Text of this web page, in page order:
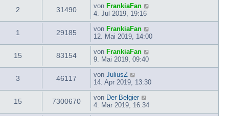
2 31490 von FrankiaFan
4. Jul 2019, 19:16
1 29185 von FrankiaFan
12. Mai 2019, 14:00
15 83154 von FrankiaFan
9. Mai 2019, 09:40
3 46117 von JuliusZ
14. Apr 2019, 13:30
15 7300670 von Der Belgier
4. Mär 2019, 16:34